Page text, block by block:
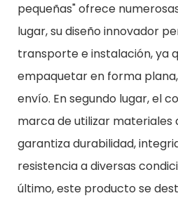
pequeñas" ofrece
lugar, su diseño innovador
transporte e instalación, ya
empaquetar en forma
envío. En segundo lugar, el
marca de utilizar materiales
garantiza durabilidad,
resistencia a diversas
último, este producto se